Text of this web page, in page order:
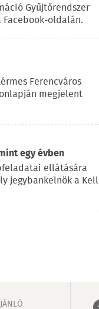
Gyűjtőrendszer
Facebook-oldalán.
Ferencváros
megjelent
egy évben
ellátására
jegybankelnök a Kell